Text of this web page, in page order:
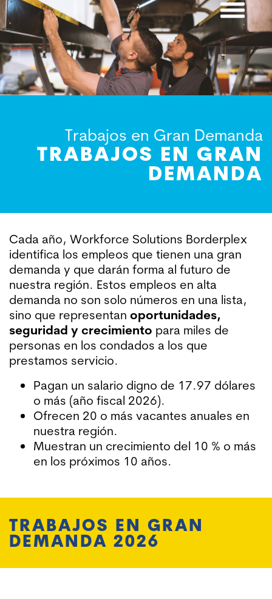
CLOSE
SEARCH
Trabajos en Gran Demanda
TRABAJOS EN GRAN
DEMANDA
Cada año, Workforce Solutions Borderplex
identifica los empleos que tienen una gran
demanda y que darán forma al futuro de
nuestra región. Estos empleos en alta
demanda no son solo números en una lista,
sino que representan oportunidades,
seguridad y crecimiento para miles de
personas en los condados a los que
prestamos servicio.
Pagan un salario digno de 17.97 dólares
o más (año fiscal 2026).
Ofrecen 20 o más vacantes anuales en
nuestra región.
Muestran un crecimiento del 10 % o más
en los próximos 10 años.
TRABAJOS EN GRAN
DEMANDA 2026